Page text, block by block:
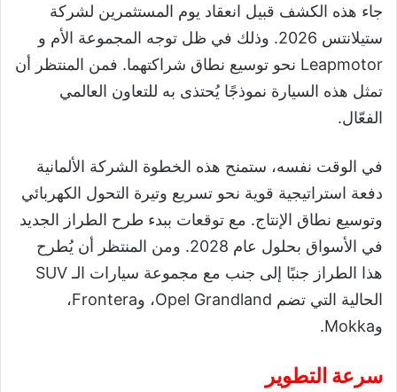
جاء هذه الكشف قبيل انعقاد يوم المستثمرين لشركة
ستيلانتس 2026. وذلك في ظل توجه المجموعة الأم و
Leapmotor نحو توسيع نطاق شراكتهما. فمن المنتظر أن
تمثل هذه السيارة نموذجًا يُحتذى به للتعاون العالمي
الفعّال.
في الوقت نفسه، ستمنح هذه الخطوة الشركة الألمانية
دفعة استراتيجية قوية نحو تسريع وتيرة التحول الكهربائي
وتوسيع نطاق الإنتاج. مع توقعات ببدء طرح الطراز الجديد
في الأسواق بحلول عام 2028. ومن المنتظر أن يُطرح
هذا الطراز جنبًا إلى جنب مع مجموعة سيارات الـ SUV
الحالية التي تضم Opel Grandland، وFrontera،
وMokka.
سرعة التطوير